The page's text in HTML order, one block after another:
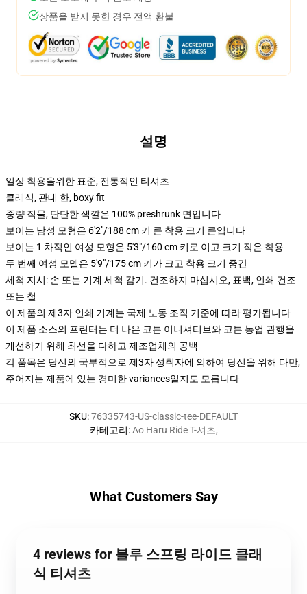
상품을 받지 못한 경우 전액 환불
설명
일상 착용을위한 표준, 전통적인 티셔츠
클래식, 관대 한, boxy fit
중량 직물, 단단한 색깔은 100% preshrunk 면입니다
보이는 남성 모형은 6'2"/188 cm 키 큰 착용 크기 큰입니다
보이는 1 차적인 여성 모형은 5'3"/160 cm 키로 이고 크기 작은 착용
두 번째 여성 모델은 5'9"/175 cm 키가 크고 착용 크기 중간
세척 지시: 손 또는 기계 세척 감기. 건조하지 마십시오, 표백, 인쇄 건조
또는 철
이 제품의 제3자 인쇄 기계는 국제 노동 조직 기준에 따라 평가됩니다
이 제품 소스의 프린터는 더 나은 코튼 이니셔티브와 코튼 농업 관행을
개선하기 위해 최선을 다하고 제조업체의 공백
각 품목은 당신의 국부적으로 제3자 성취자에 의하여 당신을 위해 다만,
주어지는 제품에 있는 경미한 variances일지도 모릅니다
SKU:76335743-US-classic-tee-DEFAULT
카테고리:Ao Haru Ride T-셔츠,
What Customers Say
4 reviews for 블루 스프링 라이드 클래
식 티셔츠